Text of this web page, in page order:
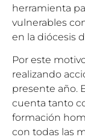
herramienta
vulnerables
en la diócesis
Por este
realizando
presente año.
cuenta tanto
formación
con todas las